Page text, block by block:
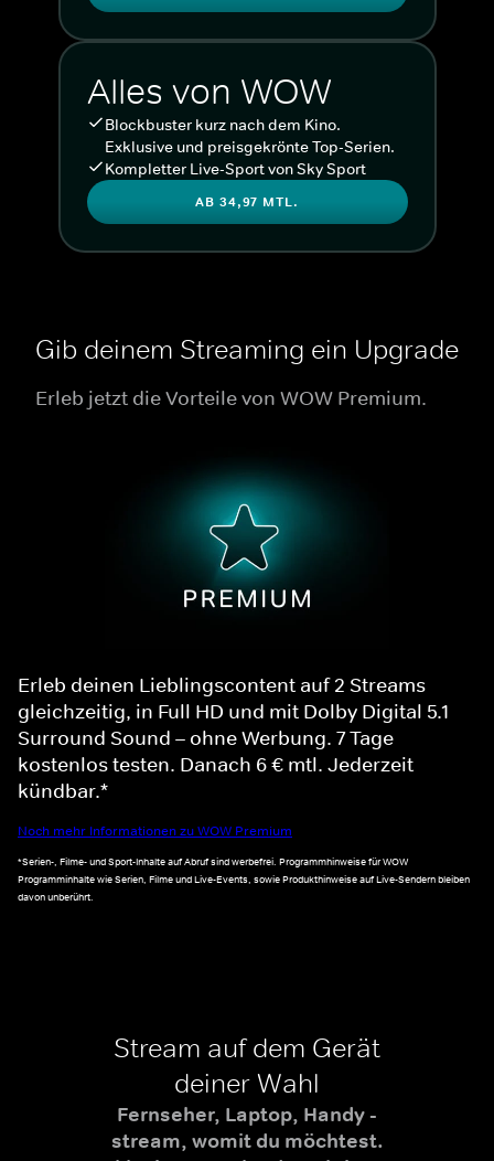
Alles von WOW
Blockbuster kurz nach dem Kino.
Exklusive und preisgekrönte Top-Serien.
Kompletter Live-Sport von Sky Sport
AB 34,97 MTL.
Gib deinem Streaming ein Upgrade
Erleb jetzt die Vorteile von WOW Premium.
Erleb deinen Lieblingscontent auf 2 Streams
gleichzeitig, in Full HD und mit Dolby Digital 5.1
Surround Sound – ohne Werbung. 7 Tage
kostenlos testen. Danach 6 € mtl. Jederzeit
kündbar.*
Noch mehr Informationen zu WOW Premium
*Serien-, Filme- und Sport-Inhalte auf Abruf sind werbefrei. Programmhinweise für WOW
Programminhalte wie Serien, Filme und Live-Events, sowie Produkthinweise auf Live-Sendern bleiben
davon unberührt.
Stream auf dem Gerät
deiner Wahl
Fernseher, Laptop, Handy -
stream, womit du möchtest.